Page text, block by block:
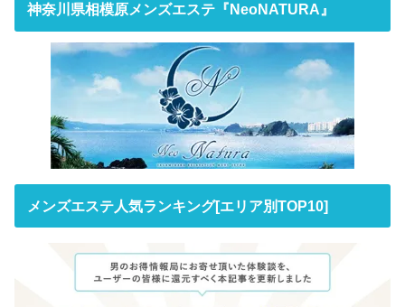
神奈川県相模原メンズエステ『NeoNATURA』
メンズエステ人気ランキング[エリア別TOP10]